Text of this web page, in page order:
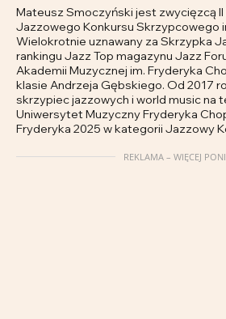
Mateusz Smoczyński jest zwycięzcą
Jazzowego Konkursu Skrzypcowego
Wielokrotnie uznawany za Skrzypka
rankingu Jazz Top magazynu Jazz
Akademii Muzycznej im. Fryderyka
klasie Andrzeja Gębskiego. Od 2017
skrzypiec jazzowych i world music na
Uniwersytet Muzyczny Fryderyka
Fryderyka 2025 w kategorii Jazzowy
REKLAMA – WIĘCEJ